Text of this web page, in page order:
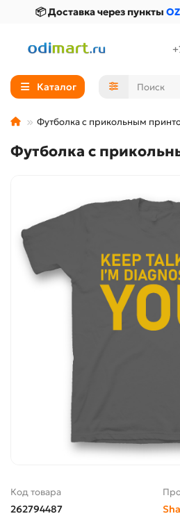
📦 Доставка через пункты
Каталог
Футболка с прикольным
Футболка с
Код товара
262794487